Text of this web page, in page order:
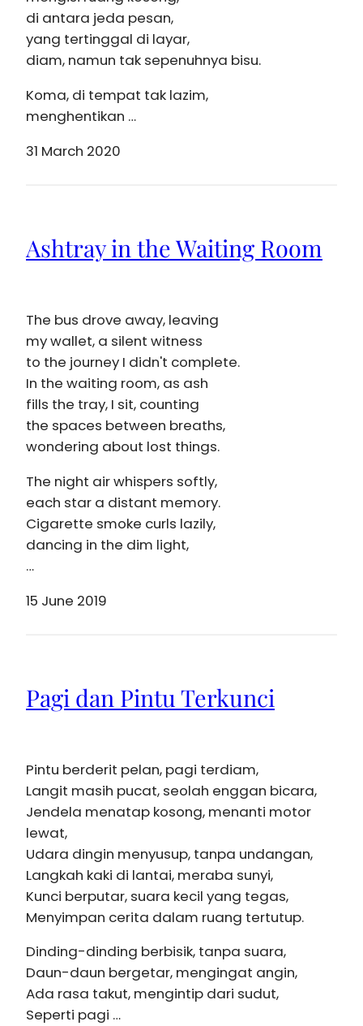
di antara jeda pesan,
yang tertinggal di layar,
diam, namun tak sepenuhnya bisu.
Koma, di tempat tak lazim,
menghentikan …
31 March 2020
Ashtray in the Waiting Room
The bus drove away, leaving
my wallet, a silent witness
to the journey I didn't complete.
In the waiting room, as ash
fills the tray, I sit, counting
the spaces between breaths,
wondering about lost things.
The night air whispers softly,
each star a distant memory.
Cigarette smoke curls lazily,
dancing in the dim light,
…
15 June 2019
Pagi dan Pintu Terkunci
Pintu berderit pelan, pagi terdiam,
Langit masih pucat, seolah enggan bicara,
Jendela menatap kosong, menanti motor
lewat,
Udara dingin menyusup, tanpa undangan,
Langkah kaki di lantai, meraba sunyi,
Kunci berputar, suara kecil yang tegas,
Menyimpan cerita dalam ruang tertutup.
Dinding-dinding berbisik, tanpa suara,
Daun-daun bergetar, mengingat angin,
Ada rasa takut, mengintip dari sudut,
Seperti pagi …